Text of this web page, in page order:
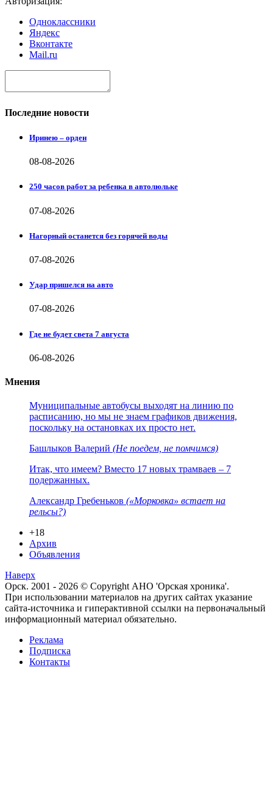
Одноклассники
Яндекс
Вконтакте
Mail.ru
Последние новости
Иринею – орден
08-08-2026
250 часов работ за ребенка в автолюльке
07-08-2026
Нагорный останется без горячей воды
07-08-2026
Удар пришелся на авто
07-08-2026
Где не будет света 7 августа
06-08-2026
Мнения
Муниципальные автобусы выходят на линию по
расписанию, но мы не знаем графиков движения,
поскольку на остановках их просто нет.
Башлыков Валерий (Не поедем, не помчимся)
Итак, что имеем? Вместо 17 новых трамваев – 7
подержанных.
Александр Гребеньков («Морковка» встает на
рельсы?)
+18
Архив
Объявления
Наверх
Орск. 2001 - 2026 © Copyright АНО 'Орская хроника'.
При использовании материалов на других сайтах указание
сайта-источника и гиперактивной ссылки на первоначальный
информационный материал обязательно.
Реклама
Подписка
Контакты